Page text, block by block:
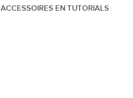
ACCESSOIRES EN TUTORIALS